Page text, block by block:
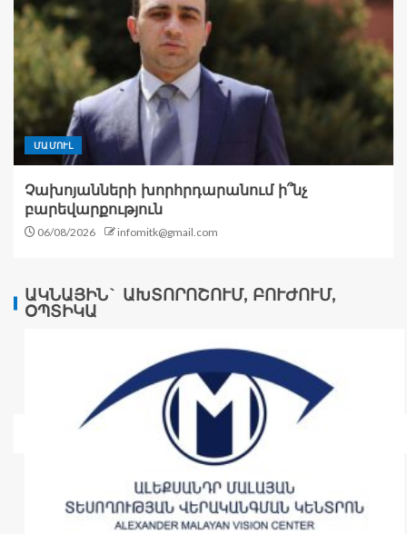
ՄԱՄՈՒԼ
Չախոյանների խորհրդարանում ի՞նչ
բարեվարքություն
06/08/2026 infomitk@gmail.com
ԱԿՆԱՅԻՆ` ԱԽՏՈՐՈՇՈՒՄ, ԲՈՒԺՈՒՄ,
ՕՊՏԻԿԱ